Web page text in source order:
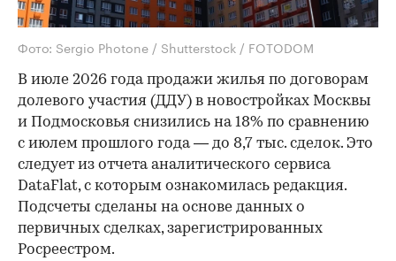
Фото: Sergio Photone / Shutterstock / FOTODOM
В июле 2026 года продажи жилья по договорам
долевого участия (ДДУ) в новостройках Москвы
и Подмосковья снизились на 18% по сравнению
с июлем прошлого года — до 8,7 тыс. сделок. Это
следует из отчета аналитического сервиса
DataFlat, с которым ознакомилась редакция.
Подсчеты сделаны на основе данных о
первичных сделках, зарегистрированных
Росреестром.